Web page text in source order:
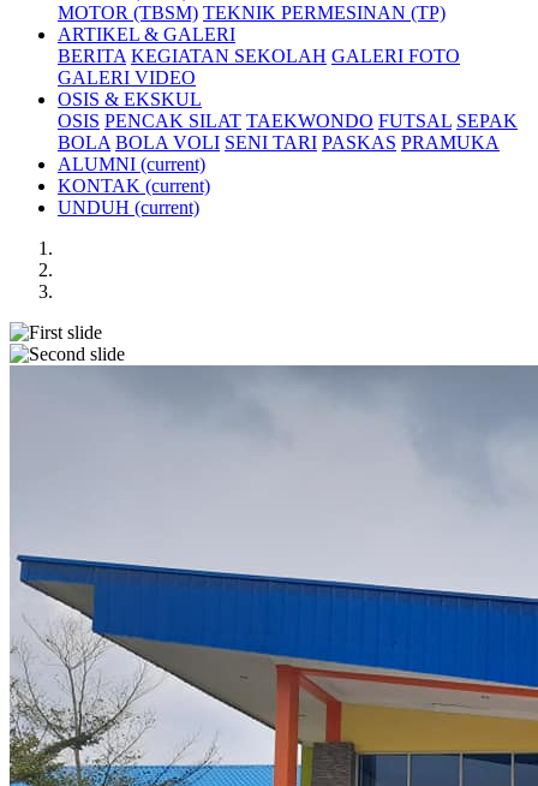
MOTOR (TBSM) TEKNIK PERMESINAN (TP)
ARTIKEL & GALERI
BERITA KEGIATAN SEKOLAH GALERI FOTO
GALERI VIDEO
OSIS & EKSKUL
OSIS PENCAK SILAT TAEKWONDO FUTSAL SEPAK
BOLA BOLA VOLI SENI TARI PASKAS PRAMUKA
ALUMNI (current)
KONTAK (current)
UNDUH (current)